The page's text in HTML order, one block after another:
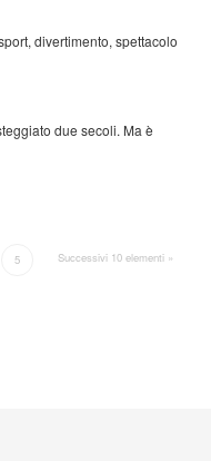
divertimento, spettacolo
due secoli. Ma è
Successivi 10 elementi »
5